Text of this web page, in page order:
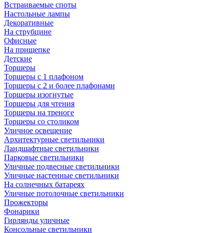
Встраиваемые споты
Настольные лампы
Декоративные
На струбцине
Офисные
На прищепке
Детские
Торшеры
Торшеры с 1 плафоном
Торшеры с 2 и более плафонами
Торшеры изогнутые
Торшеры для чтения
Торшеры на треноге
Торшеры со столиком
Уличное освещение
Архитектурные светильники
Ландшафтные светильники
Парковые светильники
Уличные подвесные светильники
Уличные настенные светильники
На солнечных батареях
Уличные потолочные светильники
Прожекторы
Фонарики
Гирлянды уличные
Консольные светильники